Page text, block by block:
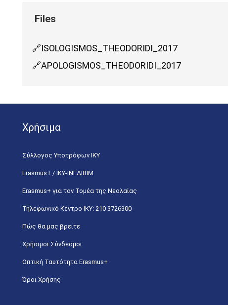
ISOLOGISMOS_THEODORIDI_2017
APOLOGISMOS_THEODORIDI_2017
Χρήσιμα
Σύλλογος Υποτρόφων ΙΚΥ
Erasmus+ / ΙΚΥ-ΙΝΕΔΙΒΙΜ
Erasmus+ για τον Τομέα της Νεολαίας
Τηλεφωνικό Κέντρο IKY: 210 3726300
Πώς θα μας βρείτε
Χρήσιμοι Σύνδεσμοι
Οπτική Ταυτότητα Erasmus+
Όροι Χρήσης